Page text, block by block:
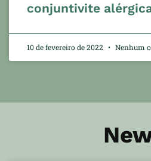
conjuntivite
10 de fevereiro de 2022 Nenhum